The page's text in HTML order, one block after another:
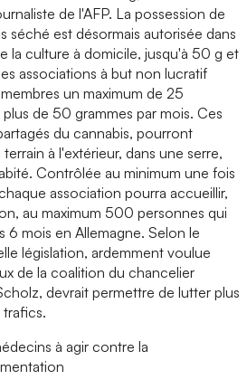
de l'AFP. La possession de
séché est désormais autorisée dans
la culture à domicile, jusqu'à 50 g et
associations à but non lucratif
un maximum de 25
de 50 grammes par mois. Ces
du cannabis, pourront
à l'extérieur, dans une serre,
Contrôlée au minimum une fois
association pourra accueillir,
au maximum 500 personnes qui
6 mois en Allemagne. Selon le
législation, ardemment voulue
de la coalition du chancelier
devrait permettre de lutter plus
à agir contre la